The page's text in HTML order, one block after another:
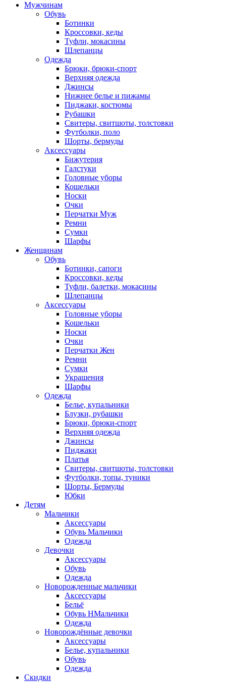
Мужчинам
Обувь
Ботинки
Кроссовки, кеды
Туфли, мокасины
Шлепанцы
Одежда
Брюки, брюки-спорт
Верхняя одежда
Джинсы
Нижнее белье и пижамы
Пиджаки, костюмы
Рубашки
Свитеры, свитшоты, толстовки
Футболки, поло
Шорты, бермуды
Аксессуары
Бижутерия
Галстуки
Головные уборы
Кошельки
Носки
Очки
Перчатки Муж
Ремни
Сумки
Шарфы
Женщинам
Обувь
Ботинки, сапоги
Кроссовки, кеды
Туфли, балетки, мокасины
Шлепанцы
Аксессуары
Головные уборы
Кошельки
Носки
Очки
Перчатки Жен
Ремни
Сумки
Украшения
Шарфы
Одежда
Белье, купальники
Блузки, рубашки
Брюки, брюки-спорт
Верхняя одежда
Джинсы
Пиджаки
Платья
Свитеры, свитшоты, толстовки
Футболки, топы, туники
Шорты, Бермуды
Юбки
Детям
Мальчики
Аксессуары
Обувь Мальчики
Одежда
Девочки
Аксессуары
Обувь
Одежда
Новорожденные мальчики
Аксессуары
Бельё
Обувь НМальчики
Одежда
Новорождённые девочки
Аксессуары
Белье, купальники
Обувь
Одежда
Скидки